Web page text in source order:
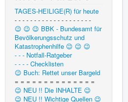
TAGES-HEILIGE(R) für heute
- - - - - - - - - - - - - - - - - - - -
😉 😉 😉 BBK - Bundesamt für
Bevölkerungsschutz und
Katastrophenhilfe 😉 😉 😉
- - - Notfall-Ratgeber
- - - - Checklisten
😉 Buch: Rettet unser Bargeld
= = = = = = = = = = = = = =
😉 NEU !! Die INHALTE 😉
😉 NEU !! Wichtige Quellen 😉